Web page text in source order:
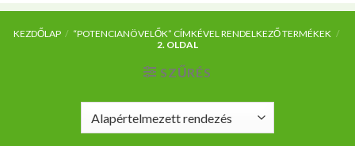
KEZDŐLAP / “POTENCIANÖVELŐK” CÍMKÉVEL RENDELKEZŐ TERMÉKEK /
2. OLDAL
SZŰRÉS